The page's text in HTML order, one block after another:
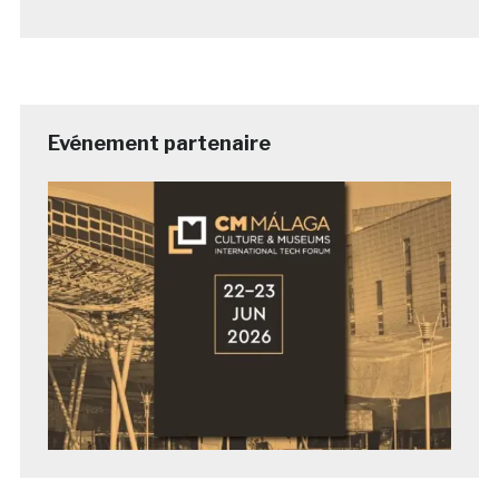
Evénement partenaire